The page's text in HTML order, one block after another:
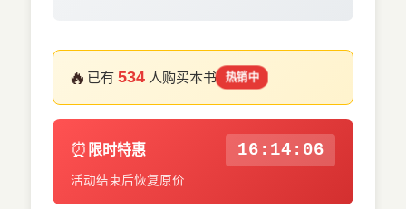
🔥 已有534 人购买本书 热销中
⏰ 限时特惠 16:14:05
活动结束后恢复原价